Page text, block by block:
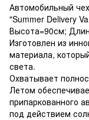
Автомобильный
"Summer Delivery
Высота=90см;
Изготовлен из
материала,
света.
Охватывает
Летом
припаркованного
под действием